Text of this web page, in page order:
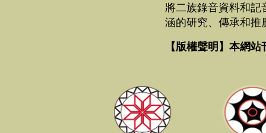
將二族錄音資料和記
涵的研究、傳承和推
【版權聲明】本網